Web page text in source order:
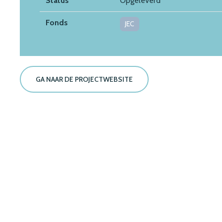
Fonds JEC
GA NAAR DE PROJECTWEBSITE